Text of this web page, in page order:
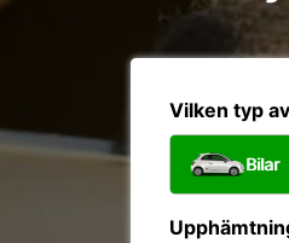
Vilken typ
Bilar